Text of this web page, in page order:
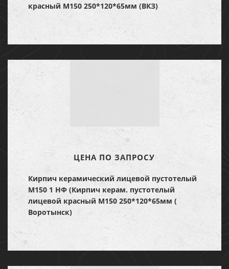
красный М150 250*120*65мм (ВКЗ)
ЦЕНА ПО ЗАПРОСУ
Кирпич керамический лицевой пустотелый
М150 1 НФ (Кирпич керам. пустотелый
лицевой красный М150 250*120*65мм (
Воротынск)